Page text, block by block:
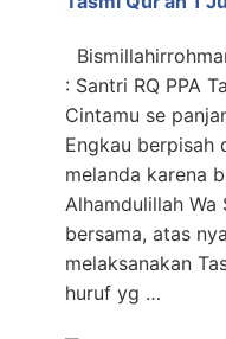
: Santri RQ PPA
Cintamu se
Engkau berpisah
melanda karena
Alhamdulillah
bersama, atas
melaksanakan
huruf yg …